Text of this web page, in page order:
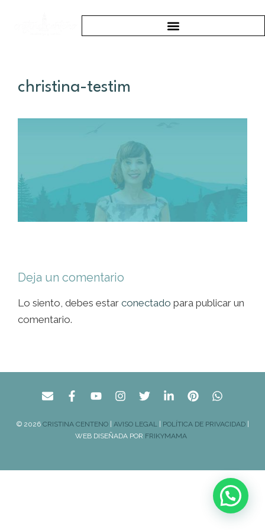
christina-testim
Deja un comentario
Lo siento, debes estar conectado para publicar un
comentario.
© 2026 CRISTINA CENTENO| AVISO LEGAL| POLÍTICA DE PRIVACIDAD|
WEB DISEÑADA POR FRIKYMAMA